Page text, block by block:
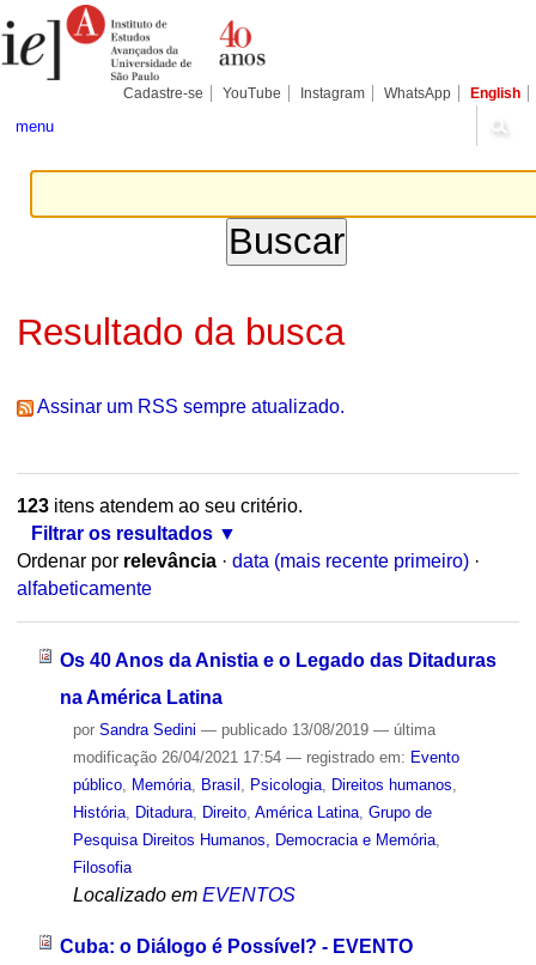
para
conteúdo.
Pessoais
Cadastre-se YouTube Instagram WhatsApp English
menu
Resultado da busca
Assinar um RSS sempre atualizado.
123itens atendem ao seu critério.
Filtrar os resultados
Ordenar por relevância · data (mais recente primeiro) ·
alfabeticamente
Os 40 Anos da Anistia e o Legado das Ditaduras
na América Latina
por Sandra Sedini — publicado13/08/2019 — última
modificação26/04/2021 17:54 — registrado em: Evento
público, Memória, Brasil Psicologia, Direitos humanos
História, Ditadura, Direito, América Latina, Grupo de
Pesquisa Direitos Humanos, Democracia e Memória,
Filosofia
Localizado em EVENTOS
Cuba: o Diálogo é Possível? - EVENTO